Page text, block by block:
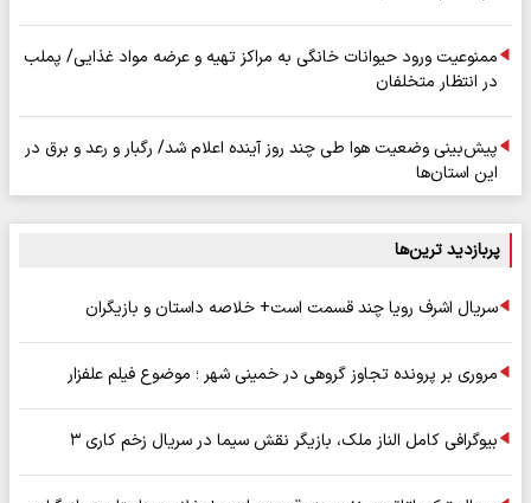
ممنوعیت ورود حیوانات خانگی به مراکز تهیه و عرضه مواد غذایی/ پملب
در انتظار متخلفان
پیش‌بینی وضعیت هوا طی چند روز آینده اعلام شد/ رگبار و رعد و برق در
این استان‌ها
پربازدید ترین‌ها
سریال اشرف رویا چند قسمت است+ خلاصه داستان و بازیگران
مروری بر پرونده تجاوز گروهی در خمینی شهر ؛ موضوع فیلم علفزار
بیوگرافی کامل الناز ملک، بازیگر نقش سیما در سریال زخم کاری ۳